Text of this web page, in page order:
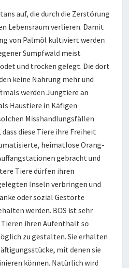
auf, die durch die Zerstörung
Lebensraum verlieren. Damit
von Palmöl kultiviert werden
Sumpfwald meist
und trocken gelegt. Die dort
keine Nahrung mehr und
werden Jungtiere an
Haustiere in Käfigen
Misshandlungsfällen
diese Tiere ihre Freiheit
heimatlose Orang-
gebracht und
Tiere dürfen ihren
Inseln verbringen und
oder sozial Gestörte
werden. BOS ist sehr
ihren Aufenthalt so
zu gestalten. Sie erhalten
mit denen sie
können. Natürlich wird